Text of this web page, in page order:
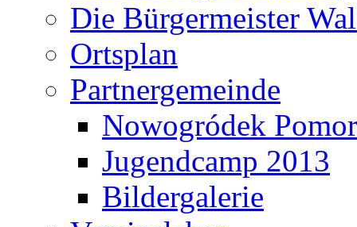
Die Bürgermeister
Ortsplan
Partnergemeinde
Nowogródek
Jugendcamp 2013
Bildergalerie